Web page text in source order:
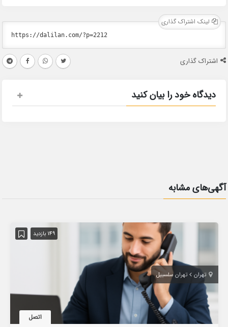
لینک اشتراک گذاری
اشتراک گذاری
دیدگاه خود را بیان کنید
آگهی‌های مشابه
149 بازدید
تهران تهران سلسبیل
اتصل